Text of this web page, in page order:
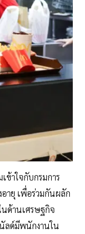
ข้าใจกับกรมการ
อายุ เพื่อร่วมกันผลัก
ด้านเศรษฐกิจ
ลด์มีพนักงานใน